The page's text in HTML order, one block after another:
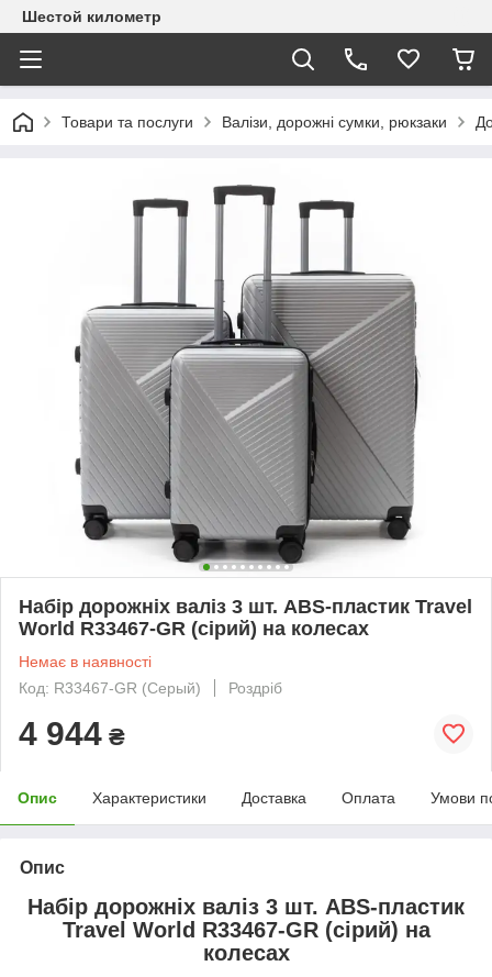
Шестой километр
Товари та послуги Валізи, дорожні сумки, рюкзаки
Набір дорожніх валіз 3 шт. ABS-пластик Travel
World R33467-GR (сірий) на колесах
Немає в наявності
Код: R33467-GR (Серый)
Роздріб
4 944 ₴
Опис Характеристики Доставка Оплата Умови
Опис
Набір дорожніх валіз 3 шт. ABS-пластик
Travel World R33467-GR (сірий) на
колесах